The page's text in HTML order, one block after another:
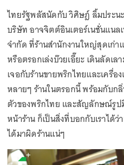
ไทยรัฐพลัสนัดกับ วิศิษฎ์ ลิ้มประน
บริษัท อาจจิตต์อินเตอร์เนชั่นแน
จำกัด ที่ร้านสำนักงานใหญ่สุดเก่
หรือตรอกเล่งบ๊วยเอี๊ยะ เดินลัดเล
เจอกับร้านขายพริกไทยและเครื่
หลายๆ ร้านในตรอกนี้ พร้อมกับ
ตัวของพริกไทย และสัญลักษณ์รู
หน้าร้าน ก็เป็นสิ่งที่บอกกับเราได้ว่
ได้มาผิดร้านแน่ๆ